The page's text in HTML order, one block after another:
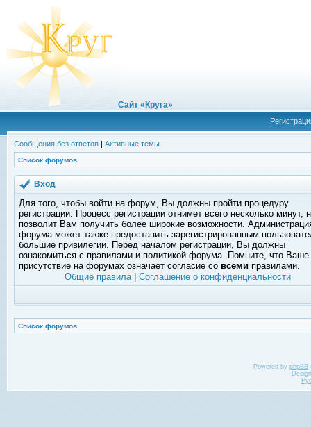
Сайт «Круга»
Сообщения без ответов | Активные темы
Список форумов
Вход
Для того, чтобы войти на форум, Вы должны пройти процедуру
регистрации. Процесс регистрации отнимет всего несколько минут,
позволит Вам получить более широкие возможности.
форума может также предоставить зарегистрированным
большие привилегии. Перед началом регистрации, Вы должны
ознакомиться с правилами и политикой форума. Помните, что Ваше
присутствие на форумах означает согласие со всеми правилами.
Общие правила| Соглашение о конфиденциальности
Список форумов
Powered by phpBB